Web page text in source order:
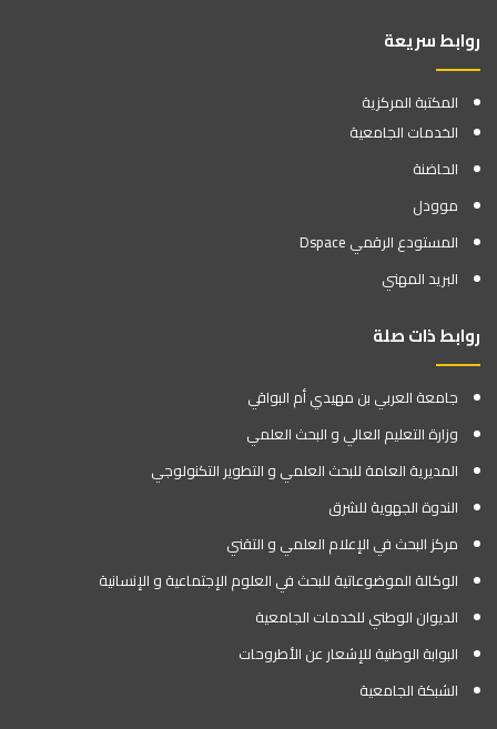
روابط سريعة
المكتبة المركزية
الخدمات الجامعية
الحاضنة
موودل
المستودع الرقمي Dspace
البريد المهني
روابط ذات صلة
جامعة العربي بن مهيدي أم البواقي
وزارة التعليم العالي و البحث العلمي
المديرية العامة للبحث العلمي و التطوير التكنولوجي
الندوة الجهوية للشرق
مركز البحث في الإعلام العلمي و التقني
الوكالة الموضوعاتية للبحث في العلوم الإجتماعية و الإنسانية
الديوان الوطني للخدمات الجامعية
البوابة الوطنية للإشعار عن الأطروحات
الشبكة الجامعية